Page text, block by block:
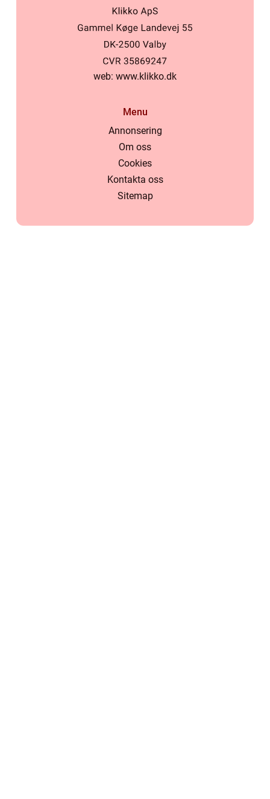
web: www.klikko.dk
Menu
Annonsering
Om oss
Cookies
Kontakta oss
Sitemap